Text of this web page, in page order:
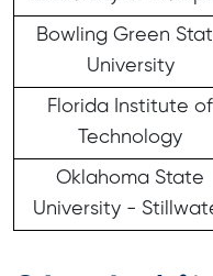
Bowling Green
University
Florida Institute of
Technology
Oklahoma State
University -